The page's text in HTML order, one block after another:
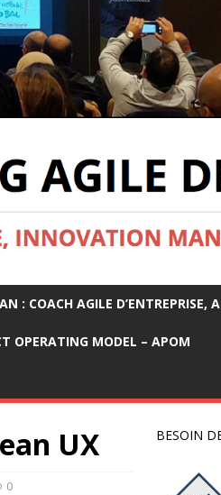
: COACH AGILE D’ENTREPRISE,
OPERATING MODEL – APOM
UX
0
BESOIN